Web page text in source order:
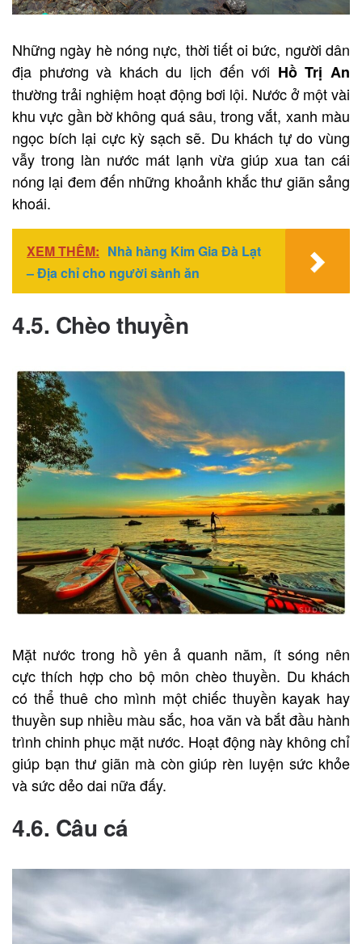
Những ngày hè nóng nực, thời tiết oi bức, người dân
địa phương và khách du lịch đến với Hồ Trị An
thường trải nghiệm hoạt động bơi lội. Nước ở một vài
khu vực gần bờ không quá sâu, trong vắt, xanh màu
ngọc bích lại cực kỳ sạch sẽ. Du khách tự do vùng
vẫy trong làn nước mát lạnh vừa giúp xua tan cái
nóng lại đem đến những khoảnh khắc thư giãn sảng
khoái.
XEM THÊM: Nhà hàng Kim Gia Đà Lạt
– Địa chỉ cho người sành ăn
4.5. Chèo thuyền
Mặt nước trong hồ yên ả quanh năm, ít sóng nên
cực thích hợp cho bộ môn chèo thuyền. Du khách
có thể thuê cho mình một chiếc thuyền kayak hay
thuyền sup nhiều màu sắc, hoa văn và bắt đầu hành
trình chinh phục mặt nước. Hoạt động này không chỉ
giúp bạn thư giãn mà còn giúp rèn luyện sức khỏe
và sức dẻo dai nữa đấy.
4.6. Câu cá